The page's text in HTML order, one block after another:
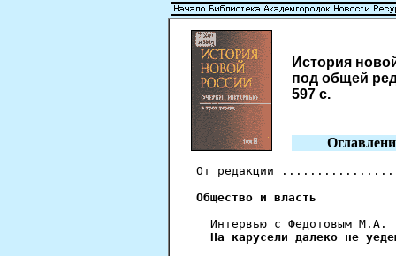
История
под общей
597 с.
От редакции
Общество и власть
  Интервью с Федотовым М.А.
На карусели далеко не